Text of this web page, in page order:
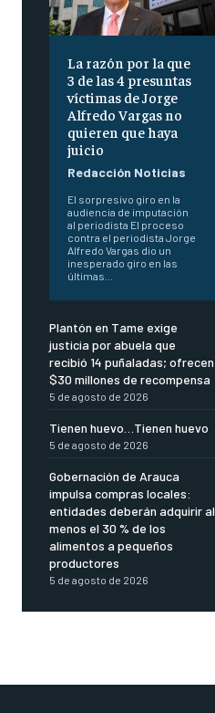
La razón por la que
3 de las 4 presuntas
víctimas de Jorge
Alfredo Vargas no
quieren que haya
juicio
Redacción Noticias
El sorpresivo giro en la
audiencia de imputación
al periodista El proceso
contra el periodista Jorge
Alfredo Vargas dio un
inesperado giro en las
últimas...
Plantón en Tame exige
justicia por abuela que
recibió 14 puñaladas; ofrecen
$30 millones de recompensa
5 de agosto de 2026
Tienen huevo…Tienen huevo
5 de agosto de 2026
Gobernación de Arauca
impulsa compras locales:
entidades deberán adquirir al
menos el 30 % de los
alimentos a pequeños
productores
5 de agosto de 2026